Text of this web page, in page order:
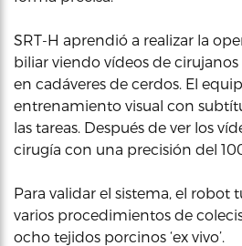
SRT-H aprendió a realizar la
biliar viendo vídeos de
en cadáveres de cerdos. El
entrenamiento visual con
las tareas. Después de ver los
cirugía con una precisión del
Para validar el sistema, el robot
varios procedimientos de
ocho tejidos porcinos ‘ex vivo’.